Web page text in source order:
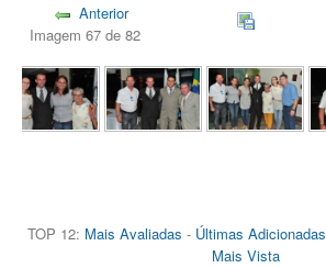
Anterior
Imagem 67 de 82
TOP 12: Mais Avaliadas - Últimas Adicionadas
Mais Vista